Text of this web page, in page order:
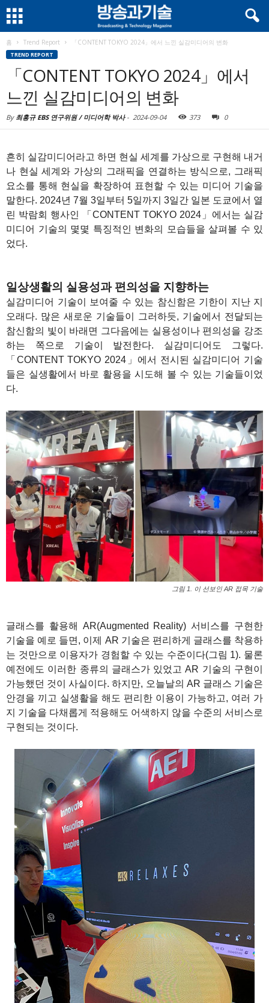
홈 Trend Report 「CONTENT TOKYO 2024」에서 느낀 실감미디어의 변화
TREND REPORT
「CONTENT TOKYO 2024」에서
느낀 실감미디어의 변화
By 최홍규 EBS 연구위원 / 미디어학 박사- 2024-09-04 373 0
흔히 실감미디어라고 하면 현실 세계를 가상으로 구현해 내거
나 현실 세계와 가상의 그래픽을 연결하는 방식으로, 그래픽
요소를 통해 현실을 확장하여 표현할 수 있는 미디어 기술을
말한다. 2024년 7월 3일부터 5일까지 3일간 일본 도쿄에서 열
린 박람회 행사인 「CONTENT TOKYO 2024」에서는 실감
미디어 기술의 몇몇 특징적인 변화의 모습들을 살펴볼 수 있
었다.
일상생활의 실용성과 편의성을 지향하는
실감미디어 기술이 보여줄 수 있는 참신함은 기한이 지난 지
오래다. 많은 새로운 기술들이 그러하듯, 기술에서 전달되는
참신함의 빛이 바래면 그다음에는 실용성이나 편의성을 강조
하는 쪽으로 기술이 발전한다. 실감미디어도 그렇다.
「CONTENT TOKYO 2024」에서 전시된 실감미디어 기술
들은 실생활에서 바로 활용을 시도해 볼 수 있는 기술들이었
다.
그림 1. 이 선보인 AR 접목 기술
글래스를 활용해 AR(Augmented Reality) 서비스를 구현한
기술을 예로 들면, 이제 AR 기술은 편리하게 글래스를 착용하
는 것만으로 이용자가 경험할 수 있는 수준이다(그림 1). 물론
예전에도 이러한 종류의 글래스가 있었고 AR 기술의 구현이
가능했던 것이 사실이다. 하지만, 오늘날의 AR 글래스 기술은
안경을 끼고 실생활을 해도 편리한 이용이 가능하고, 여러 가
지 기술을 다채롭게 적용해도 어색하지 않을 수준의 서비스로
구현되는 것이다.